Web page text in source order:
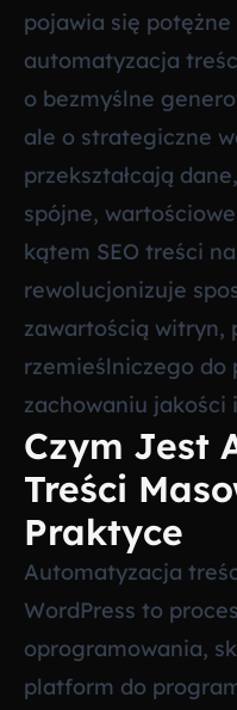
pojawia się potężne
automatyzacja
o bezmyślne
ale o strategiczne
przekształcają
spójne,
kątem SEO treści
rewolucjonizuje
zawartością witryn,
rzemieślniczego do
zachowaniu jakości
Czym Jest
Treści
Praktyce
Automatyzacja
WordPress to
oprogramowania,
platform do